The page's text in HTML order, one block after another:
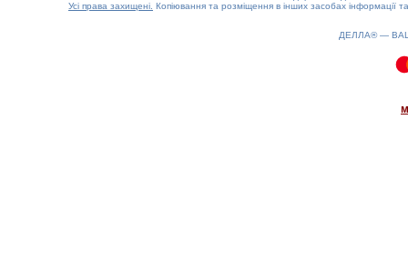
Усі права захищені. Копіювання та розміщення в інших засобах інформації
ДЕЛЛА® —